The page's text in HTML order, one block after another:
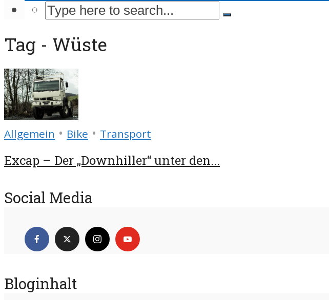
Tag - Wüste
Allgemein • Bike • Transport
Excap – Der „Downhiller“ unter den...
Social Media
Bloginhalt